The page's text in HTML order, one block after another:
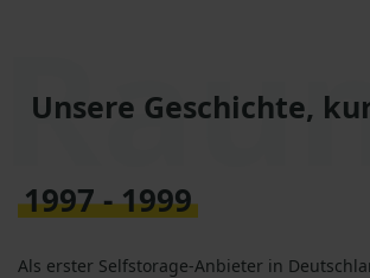
Unsere Geschichte,
1997 - 1999
Als erster Selfstorage-Anbieter in